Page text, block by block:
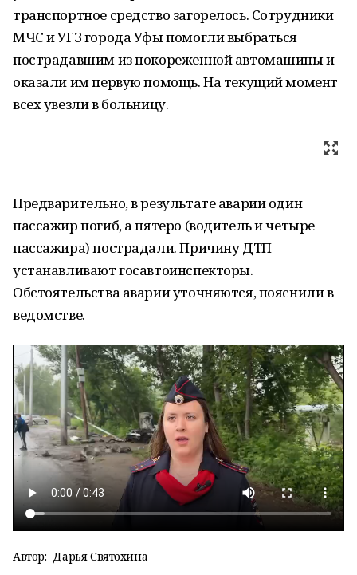
транспортное средство загорелось. Сотрудники
МЧС и УГЗ города Уфы помогли выбраться
пострадавшим из покореженной автомашины и
оказали им первую помощь. На текущий момент
всех увезли в больницу.
Предварительно, в результате аварии один
пассажир погиб, а пятеро (водитель и четыре
пассажира) пострадали. Причину ДТП
устанавливают госавтоинспекторы.
Обстоятельства аварии уточняются, пояснили в
ведомстве.
Автор: Дарья Святохина